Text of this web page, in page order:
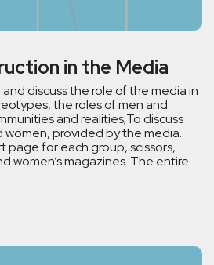
in the Media
discuss the role of the media in
the roles of men and
and realities;To discuss
women, provided by the media.
page for each group, scissors,
women’s magazines. The entire